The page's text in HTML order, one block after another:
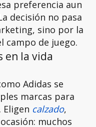
preferencia aun
decisión no pasa
sino por la
campo de juego.
en la vida
Adidas se
marcas para
calzado,
muchos